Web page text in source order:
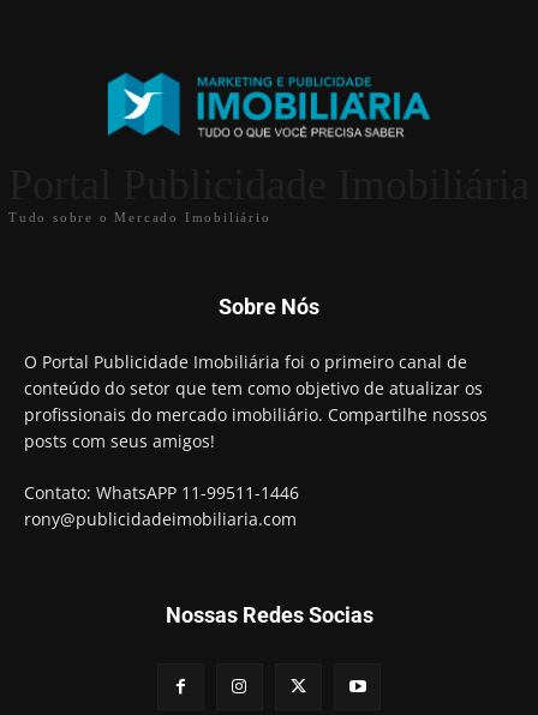
Tudo sobre o Mercado Imobiliário
Sobre Nós
O Portal Publicidade Imobiliária foi o primeiro canal de
conteúdo do setor que tem como objetivo de atualizar os
profissionais do mercado imobiliário. Compartilhe nossos
posts com seus amigos!
Contato: WhatsAPP 11-99511-1446
rony@publicidadeimobiliaria.com
Nossas Redes Socias